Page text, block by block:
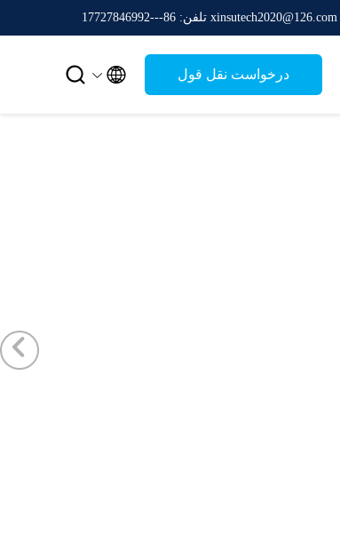
تلفن: 86---17727846992
درخواست نقل قول 

